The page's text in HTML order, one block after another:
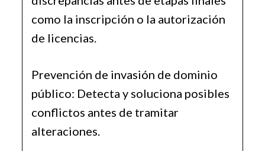
como la inscripción o la autorización
de licencias.
Prevención de invasión de dominio
público: Detecta y soluciona posibles
conflictos antes de tramitar
alteraciones.